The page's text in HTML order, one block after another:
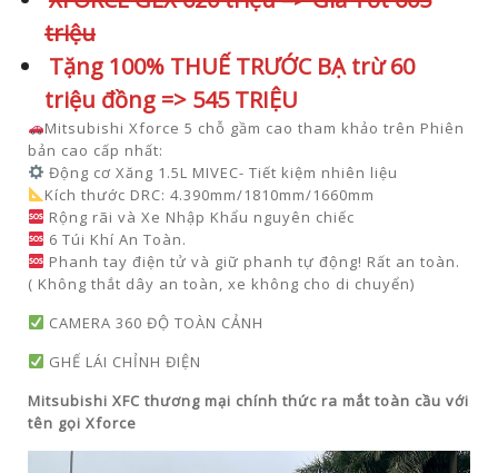
triệu
Tặng 100% THUẾ TRƯỚC BẠ trừ 60
triệu đồng => 545 TRIỆU
Mitsubishi Xforce 5 chỗ gầm cao tham khảo trên Phiên
bản cao cấp nhất:
Động cơ Xăng 1.5L MIVEC- Tiết kiệm nhiên liệu
Kích thước DRC: 4.390mm/1810mm/1660mm
Rộng rãi và Xe Nhập Khẩu nguyên chiếc
6 Túi Khí An Toàn.
Phanh tay điện tử và giữ phanh tự động! Rất an toàn.
( Không thắt dây an toàn, xe không cho di chuyển)
CAMERA 360 ĐỘ TOÀN CẢNH
GHẾ LÁI CHỈNH ĐIỆN
Mitsubishi XFC thương mại chính thức ra mắt toàn cầu với
tên gọi Xforce